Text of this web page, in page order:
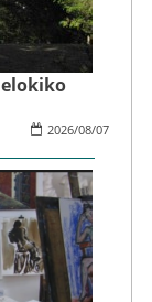
2026/08/07